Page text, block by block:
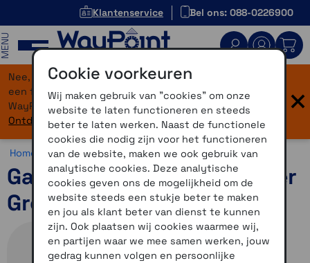
Klantenservice Bel ons: 088-0226900
Nee, je bent niet verdwaald! Onze website heeft
een flinke upgrade gekregen. Dezelfde vertrouwde
WayPoint-service, maar dan in een modern jasje.
Ontdek hier wat er allemaal nieuw is.
×
Home >Horloges >Actief bezig >Garmin Lily 2
Garmin Lily 2 Active Jasper
Green
Cookie voorkeuren
Wij maken gebruik van "cookies" om onze
website te laten functioneren en steeds
beter te laten werken. Naast de functionele
cookies die nodig zijn voor het functioneren
van de website, maken we ook gebruik van
analytische cookies. Deze analytische
cookies geven ons de mogelijkheid om de
website steeds een stukje beter te maken
en jou als klant beter van dienst te kunnen
zijn. Ook plaatsen wij cookies waarmee wij,
en partijen waar we mee samen werken, jouw
gedrag kunnen volgen en persoonlijke